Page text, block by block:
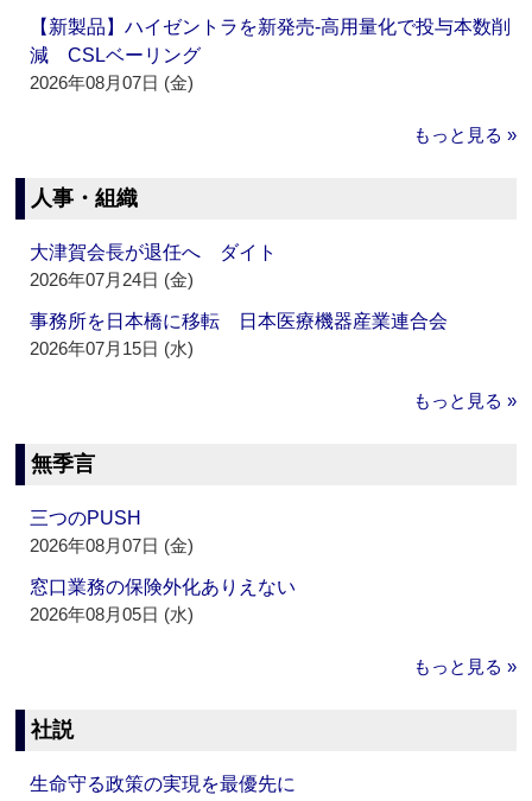
【新製品】ハイゼントラを新発売‐高用量化で投与本数削
減 CSLベーリング
2026年08月07日 (金)
もっと見る »
人事・組織
大津賀会長が退任へ ダイト
2026年07月24日 (金)
事務所を日本橋に移転 日本医療機器産業連合会
2026年07月15日 (水)
もっと見る »
無季言
三つのPUSH
2026年08月07日 (金)
窓口業務の保険外化ありえない
2026年08月05日 (水)
もっと見る »
社説
生命守る政策の実現を最優先に